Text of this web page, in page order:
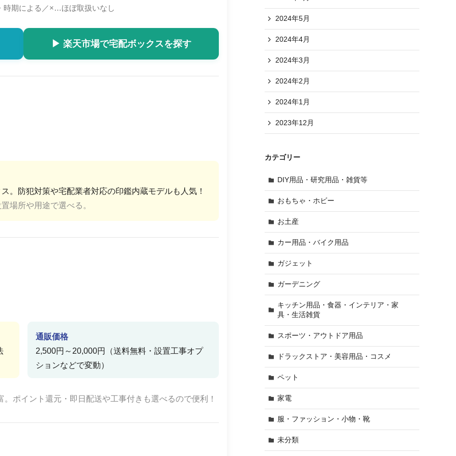
期による／×…ほぼ取扱いなし
▶ 楽天市場で宅配ボックスを探す
。防犯対策や宅配業者対応の印鑑内蔵モデルも人気！
場所や用途で選べる。
通販価格
2,500円～20,000円（送料無料・設置工事オプ
ションなどで変動）
ポイント還元・即日配送や工事付きも選べるので便利！
2024年5月
2024年4月
2024年3月
2024年2月
2024年1月
2023年12月
カテゴリー
DIY用品・研究用品・雑貨等
おもちゃ・ホビー
お土産
カー用品・バイク用品
ガジェット
ガーデニング
キッチン用品・食器・インテリア・家
具・生活雑貨
スポーツ・アウトドア用品
ドラックストア・美容用品・コスメ
ペット
家電
服・ファッション・小物・靴
未分類